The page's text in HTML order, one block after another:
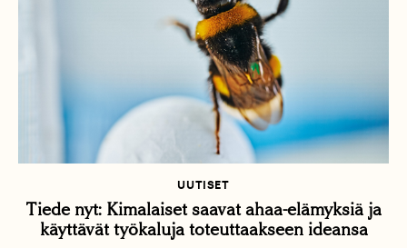
UUTISET
Tiede nyt: Kimalaiset saavat ahaa-elämyksiä ja
käyttävät työkaluja toteuttaakseen ideansa